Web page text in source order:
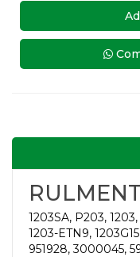
1203SA, P203,
1203-ETN9,
951928, 3000045,